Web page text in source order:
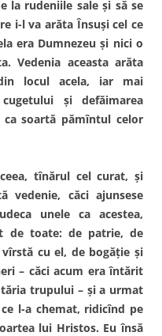
la rudeniile sale şi să se
i-l va arăta Însuşi cel ce
era Dumnezeu şi nici o
Vedenia aceasta arăta
locul acela, iar mai
şi defăimarea
soartă pămîntul celor
tînărul cel curat, şi
vedenie, căci ajunsese
unele ca acestea,
de toate: de patrie, de
cu el, de bogăţie şi
– căci acum era întărit
trupului – şi a urmat
l-a chemat, ridicînd pe
lui Hristos. Eu însă